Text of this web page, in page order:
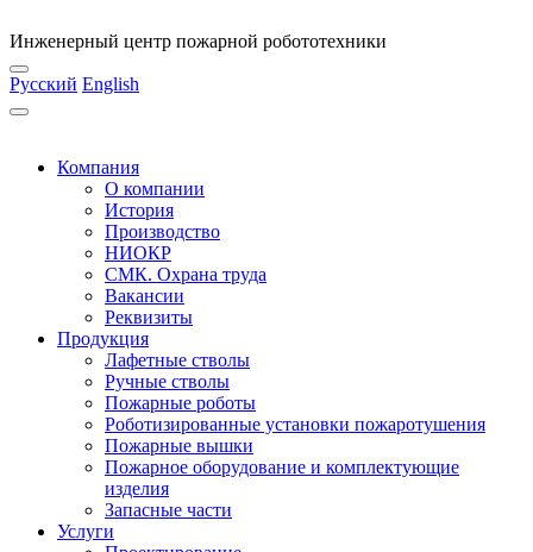
Инженерный центр пожарной робототехники
Русский English
Компания
О компании
История
Производство
НИОКР
СМК. Охрана труда
Вакансии
Реквизиты
Продукция
Лафетные стволы
Ручные стволы
Пожарные роботы
Роботизированные установки пожаротушения
Пожарные вышки
Пожарное оборудование и комплектующие
изделия
Запасные части
Услуги